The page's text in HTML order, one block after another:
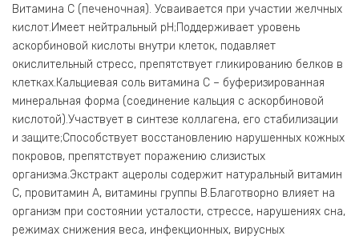
Витамина С (печеночная). Усваивается при участии желчных
кислот.Имеет нейтральный pH;Поддерживает уровень
аскорбиновой кислоты внутри клеток, подавляет
окислительный стресс, препятствует гликированию белков в
клетках.Кальциевая соль витамина С – буферизированная
минеральная форма (соединение кальция с аскорбиновой
кислотой).Участвует в синтезе коллагена, его стабилизации
и защите;Способствует восстановлению нарушенных кожных
покровов, препятствует поражению слизистых
организма.Экстракт ацеролы содержит натуральный витамин
С, провитамин А, витамины группы B.Благотворно влияет на
организм при состоянии усталости, стрессе, нарушениях сна,
режимах снижения веса, инфекционных, вирусных